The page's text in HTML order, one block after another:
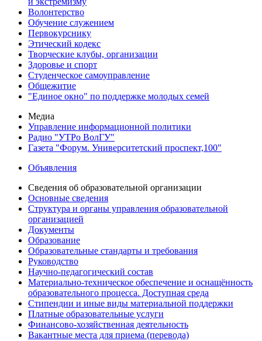
Волонтерство
Обучение служением
Первокурснику
Этический кодекс
Творческие клубы, организации
Здоровье и спорт
Студенческое самоуправление
Общежитие
"Единое окно" по поддержке молодых семей
Медиа
Управление информационной политики
Радио "УТРо ВолГУ"
Газета "Форум. Университетский проспект,100"
Объявления
Сведения об образовательной организации
Основные сведения
Структура и органы управления образовательной
организацией
Документы
Образование
Образовательные стандарты и требования
Руководство
Научно-педагогический состав
Материально-техническое обеспечение и оснащённость
образовательного процесса. Доступная среда
Стипендии и иные виды материальной поддержки
Платные образовательные услуги
Финансово-хозяйственная деятельность
Вакантные места для приема (перевода)